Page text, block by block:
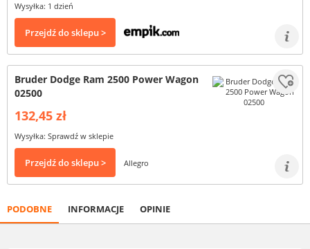
Wysyłka: 1 dzień
Przejdź do sklepu >
Bruder Dodge Ram 2500 Power Wagon
02500
132,45 zł
Wysyłka: Sprawdź w sklepie
Przejdź do sklepu > Allegro
PODOBNE INFORMACJE OPINIE